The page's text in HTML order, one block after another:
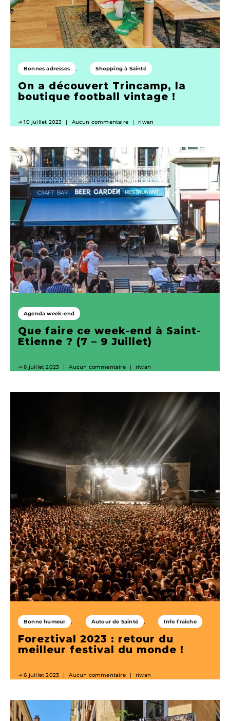
Bonnes adresses Shopping à Sainté
On a découvert Trincamp, la
boutique football vintage !
10 juillet 2023 Aucun commentaire riwan
Agenda week-end
Que faire ce week-end à Saint-
Etienne ? (7 – 9 Juillet)
6 juillet 2023 Aucun commentaire riwan
Bonne humeur Autour de Sainté Info fraiche
Foreztival 2023 : retour du
meilleur festival du monde !
6 juillet 2023 Aucun commentaire riwan